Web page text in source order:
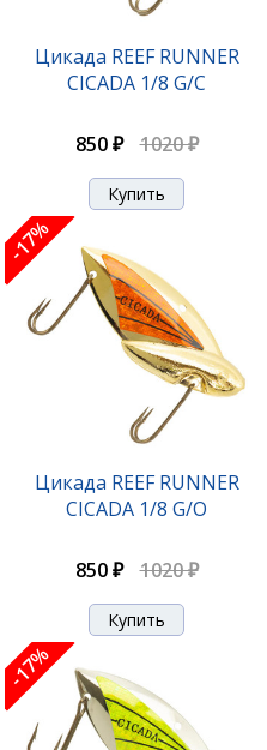
Цикада REEF RUNNER
CICADA 1/8 G/C
850 ₽ 1020 ₽
-17%
Цикада REEF RUNNER
CICADA 1/8 G/O
850 ₽ 1020 ₽
-17%